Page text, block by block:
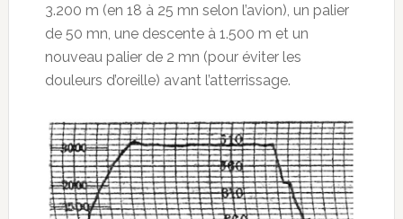
3.200 m (en 18 à 25 mn selon l’avion), un palier
de 50 mn, une descente à 1.500 m et un
nouveau palier de 2 mn (pour éviter les
douleurs d’oreille) avant l’atterrissage.